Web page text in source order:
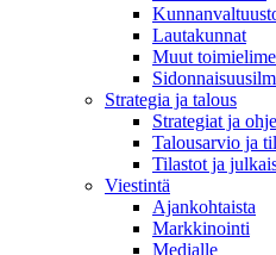
Lautakunnat
Muut
Strategia ja talous
Strategiat ja
Talousarvio ja
Tilastot ja
Viestintä
Ajankohtaista
Markkinointi
Medialle